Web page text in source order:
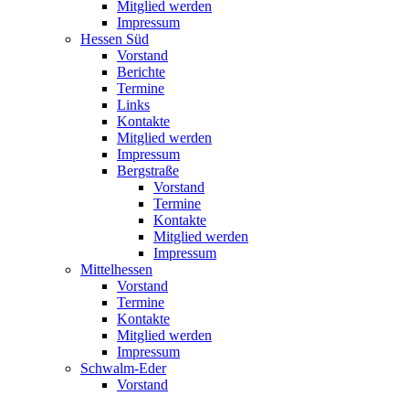
Mitglied werden
Impressum
Hessen Süd
Vorstand
Berichte
Termine
Links
Kontakte
Mitglied werden
Impressum
Bergstraße
Vorstand
Termine
Kontakte
Mitglied werden
Impressum
Mittelhessen
Vorstand
Termine
Kontakte
Mitglied werden
Impressum
Schwalm-Eder
Vorstand